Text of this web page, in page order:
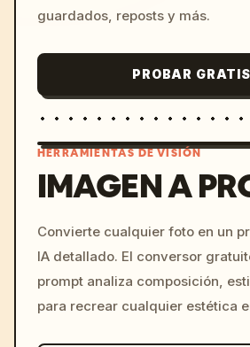
guardados, reposts y más.
PROBAR GRATIS
c,
HERRAMIENTAS DE VISIÓN
IMAGEN A
Convierte cualquier foto en un
IA detallado. El conversor
prompt analiza composición,
para recrear cualquier estética